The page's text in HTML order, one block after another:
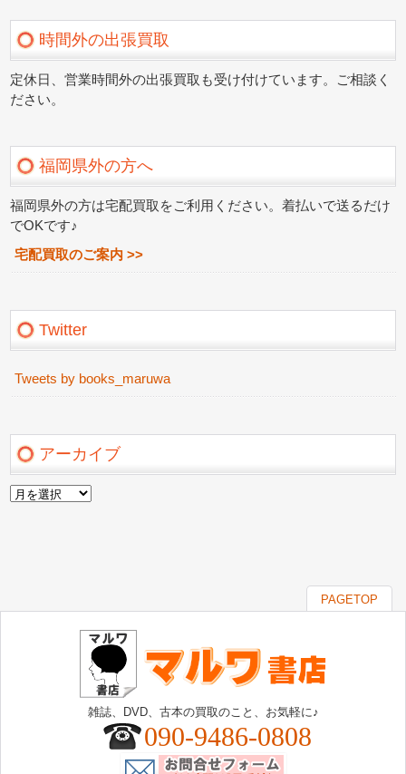
時間外の出張買取
定休日、営業時間外の出張買取も受け付けています。ご相談く
ださい。
福岡県外の方へ
福岡県外の方は宅配買取をご利用ください。着払いで送るだけ
でOKです♪
宅配買取のご案内 >>
Twitter
Tweets by books_maruwa
アーカイブ
ア
PAGETOP
雑誌、DVD、古本の買取のこと、お気軽に♪
090-9486-0808